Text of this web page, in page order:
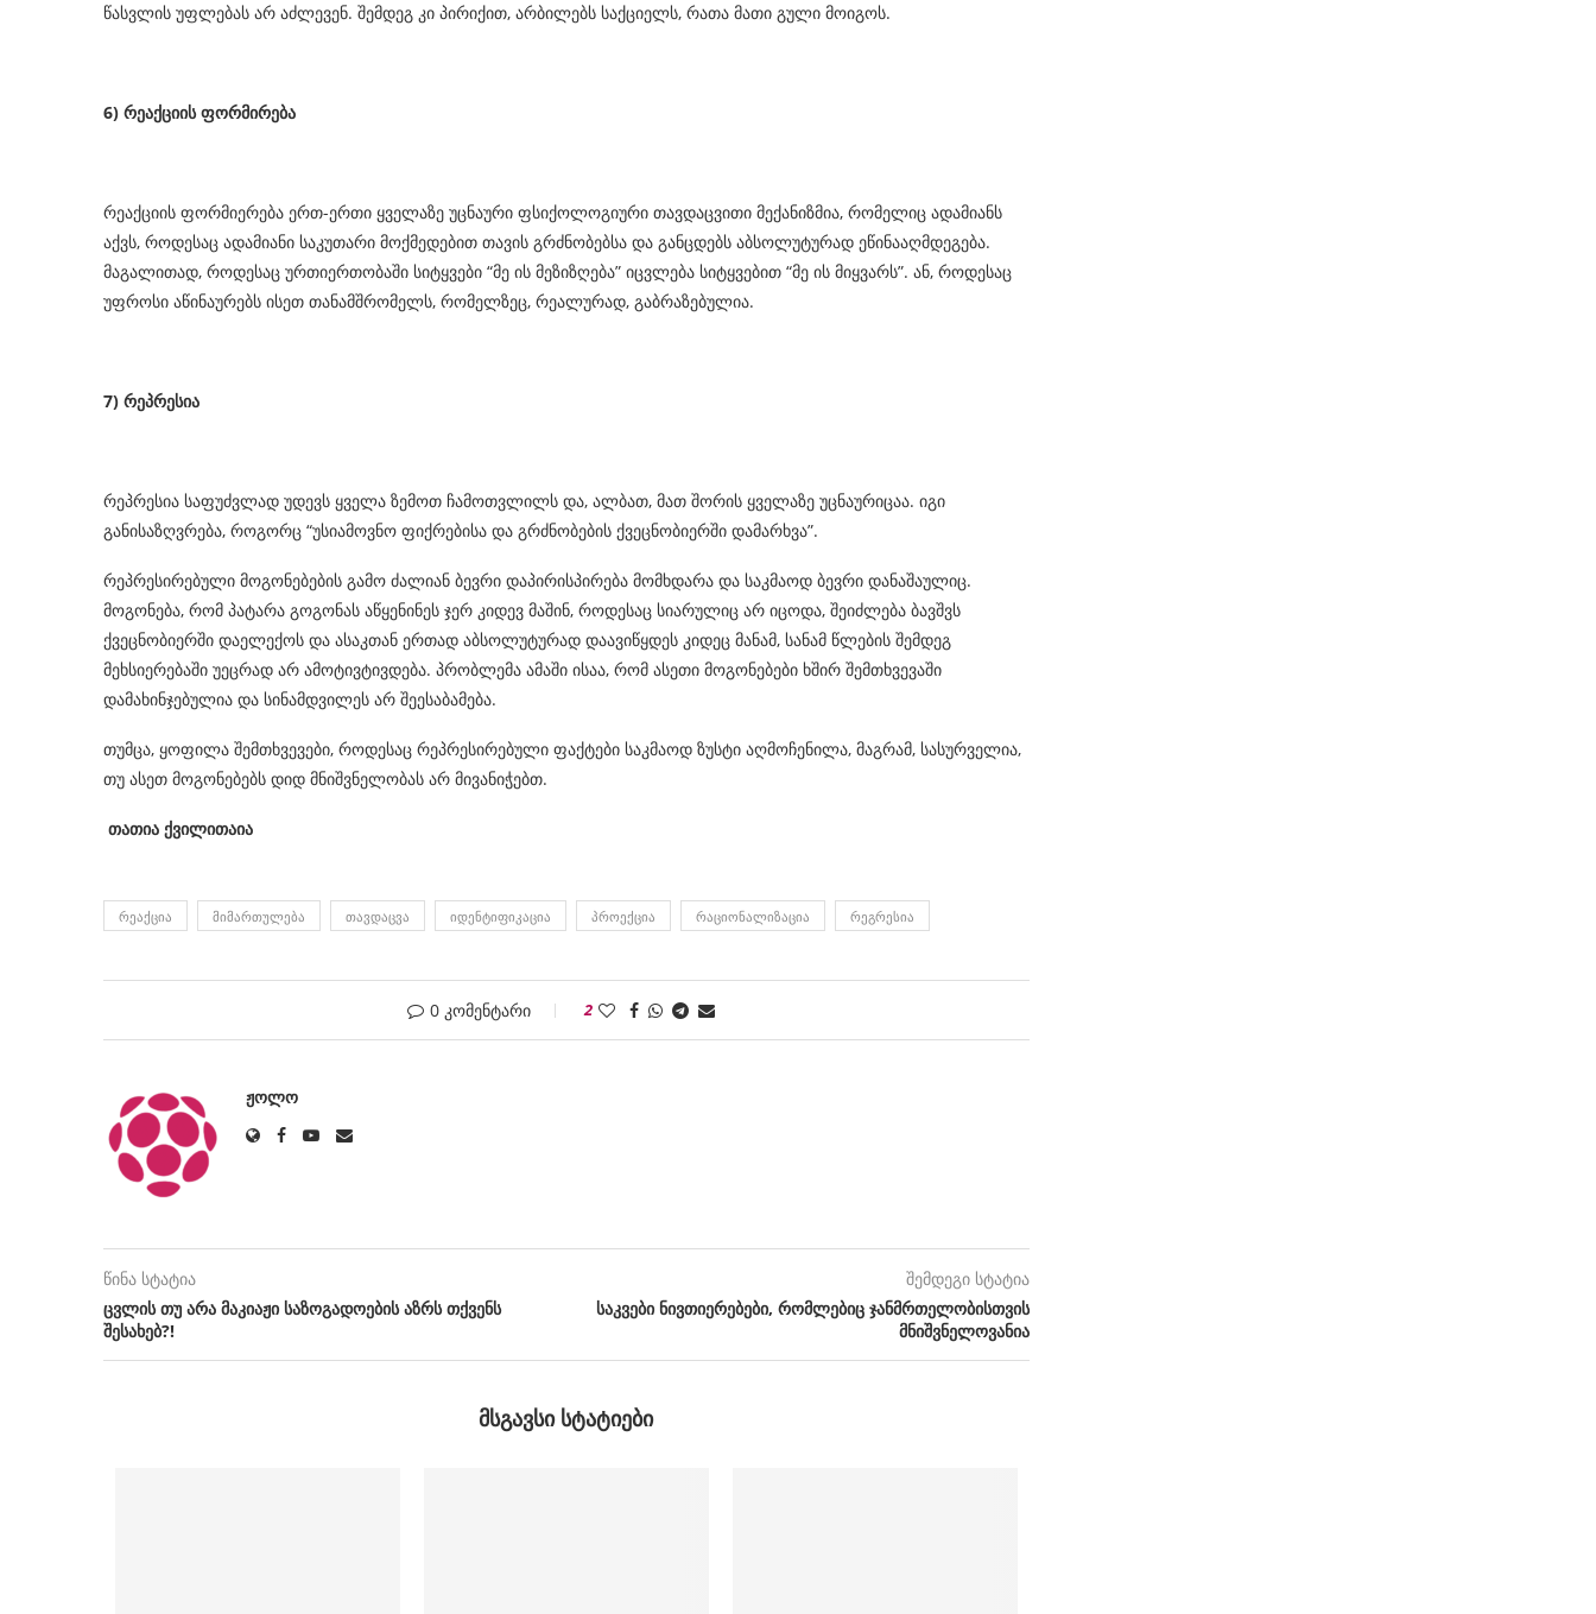
წასვლის უფლებას არ აძლევენ. შემდეგ კი პირიქით, არბილებს საქციელს, რათა მათი გული მოიგოს.
6) რეაქციის ფორმირება
რეაქციის ფორმიერება ერთ-ერთი ყველაზე უცნაური ფსიქოლოგიური თავდაცვითი მექანიზმია, რომელიც ადამიანს
აქვს, როდესაც ადამიანი საკუთარი მოქმედებით თავის გრძნობებსა და განცდებს აბსოლუტურად ეწინააღმდეგება.
მაგალითად, როდესაც ურთიერთობაში სიტყვები “მე ის მეზიზღება” იცვლება სიტყვებით “მე ის მიყვარს”. ან, როდესაც
უფროსი აწინაურებს ისეთ თანამშრომელს, რომელზეც, რეალურად, გაბრაზებულია.
7) რეპრესია
რეპრესია საფუძვლად უდევს ყველა ზემოთ ჩამოთვლილს და, ალბათ, მათ შორის ყველაზე უცნაურიცაა. იგი
განისაზღვრება, როგორც “უსიამოვნო ფიქრებისა და გრძნობების ქვეცნობიერში დამარხვა”.
რეპრესირებული მოგონებების გამო ძალიან ბევრი დაპირისპირება მომხდარა და საკმაოდ ბევრი დანაშაულიც.
მოგონება, რომ პატარა გოგონას აწყენინეს ჯერ კიდევ მაშინ, როდესაც სიარულიც არ იცოდა, შეიძლება ბავშვს
ქვეცნობიერში დაელექოს და ასაკთან ერთად აბსოლუტურად დაავიწყდეს კიდეც მანამ, სანამ წლების შემდეგ
მეხსიერებაში უეცრად არ ამოტივტივდება. პრობლემა ამაში ისაა, რომ ასეთი მოგონებები ხშირ შემთხვევაში
დამახინჯებულია და სინამდვილეს არ შეესაბამება.
თუმცა, ყოფილა შემთხვევები, როდესაც რეპრესირებული ფაქტები საკმაოდ ზუსტი აღმოჩენილა, მაგრამ, სასურველია,
თუ ასეთ მოგონებებს დიდ მნიშვნელობას არ მივანიჭებთ.
თათია ქვილითაია
ᲠᲔᲐᲥᲪᲘᲐ ᲛᲘᲛᲐᲠᲗᲣᲚᲔᲑᲐ ᲗᲐᲕᲓᲐᲪᲕᲐ ᲘᲓᲔᲜᲢᲘᲤᲘᲙᲐᲪᲘᲐ ᲞᲠᲝᲔᲥᲪᲘᲐ ᲠᲐᲪᲘᲝᲜᲐᲚᲘᲖᲐᲪᲘᲐ ᲠᲔᲒᲠᲔᲡᲘᲐ
0 კომენტარი 2
ᲟᲝᲚᲝ
წინა სტატია
ცვლის თუ არა მაკიაჟი საზოგადოების აზრს თქვენს
შესახებ?!
შემდეგი სტატია
საკვები ნივთიერებები, რომლებიც ჯანმრთელობისთვის
მნიშვნელოვანია
ᲛᲡᲒᲐᲕᲡᲘ ᲡᲢᲐᲢᲘᲔᲑᲘ